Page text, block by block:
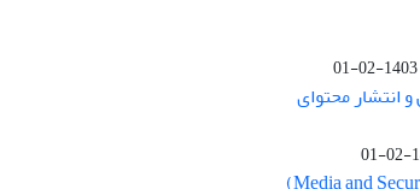
1403-02-01
انتشار محتوای